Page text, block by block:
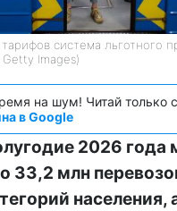
система льготного
Images)
на шум! Читай только
в Google
2026 года
33,2 млн
населения,